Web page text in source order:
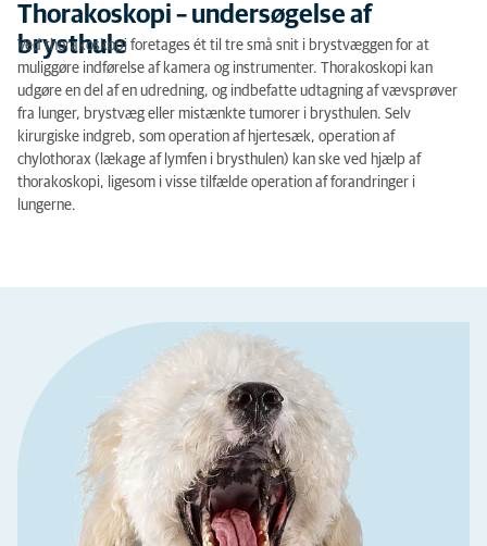
Thorakoskopi – undersøgelse af
brysthule
Ved thorakoskopi foretages ét til tre små snit i brystvæggen for at
muliggøre indførelse af kamera og instrumenter. Thorakoskopi kan
udgøre en del af en udredning, og indbefatte udtagning af vævsprøver
fra lunger, brystvæg eller mistænkte tumorer i brysthulen. Selv
kirurgiske indgreb, som operation af hjertesæk, operation af
chylothorax (lækage af lymfen i brysthulen) kan ske ved hjælp af
thorakoskopi, ligesom i visse tilfælde operation af forandringer i
lungerne.